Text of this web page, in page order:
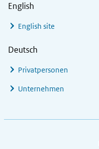
English
English site
Deutsch
Privatpersonen
Unternehmen